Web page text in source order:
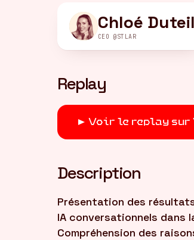
Chloé Duteil
CEO @STLAR
Replay
Voir le replay sur
Description
Présentation des
IA conversationnels dans
Compréhension des